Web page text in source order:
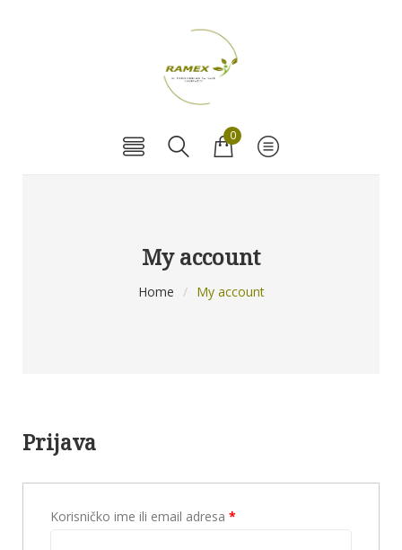
0
My account
Home / My account
Prijava
Korisničko ime ili email adresa *